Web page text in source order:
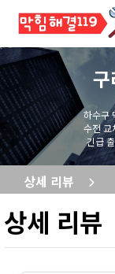
하수구
수전 교
긴급
상세 리뷰
상세 리뷰